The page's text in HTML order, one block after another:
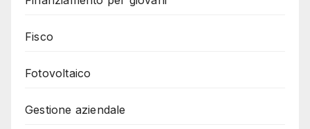
Fisco
Fotovoltaico
Gestione aziendale